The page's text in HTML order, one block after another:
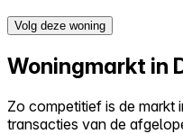
Volg deze woning
Woningmarkt in
Zo competitief is de markt
transacties van de